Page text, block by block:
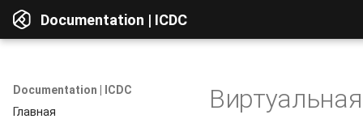
Documentation | ICDC
Documentation | ICDC
Главная